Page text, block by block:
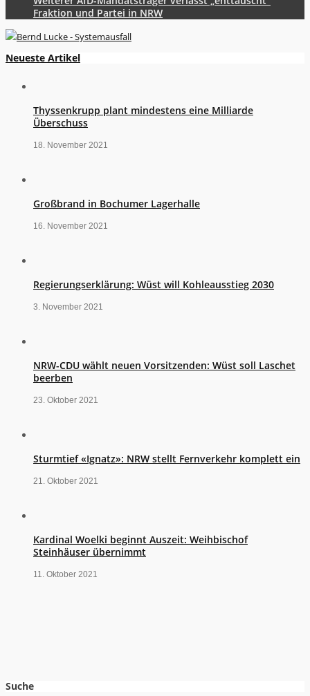
Fraktion und Partei in NRW
Neueste Artikel
Thyssenkrupp plant mindestens eine Milliarde
Überschuss
18. November 2021
Großbrand in Bochumer Lagerhalle
16. November 2021
Regierungserklärung: Wüst will Kohleausstieg 2030
3. November 2021
NRW-CDU wählt neuen Vorsitzenden: Wüst soll Laschet
beerben
23. Oktober 2021
Sturmtief «Ignatz»: NRW stellt Fernverkehr komplett ein
21. Oktober 2021
Kardinal Woelki beginnt Auszeit: Weihbischof
Steinhäuser übernimmt
11. Oktober 2021
Suche